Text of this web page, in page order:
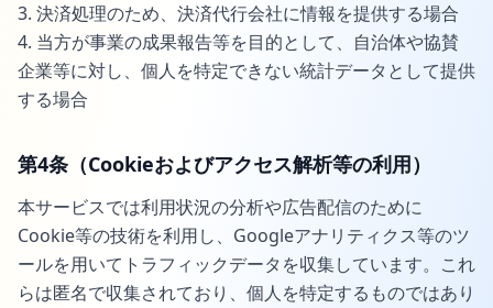
3. 決済処理のため、決済代行会社に情報を提供する場合
4. 当方が事業の成果報告等を目的として、自治体や協賛
企業等に対し、個人を特定できない統計データとして提供
する場合
第4条（Cookieおよびアクセス解析等の利用）
本サービスでは利用状況の分析や広告配信のために
Cookie等の技術を利用し、Googleアナリティクス等のツ
ールを用いてトラフィックデータを収集しています。これ
らは匿名で収集されており、個人を特定するものではあり